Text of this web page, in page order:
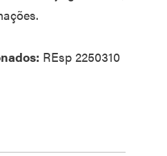
REsp 2250310